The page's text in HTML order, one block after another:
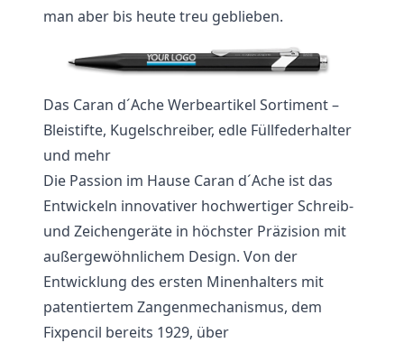
man aber bis heute treu geblieben.
Das Caran d´Ache Werbeartikel Sortiment –
Bleistifte, Kugelschreiber, edle Füllfederhalter
und mehr
Die Passion im Hause Caran d´Ache ist das
Entwickeln innovativer hochwertiger Schreib-
und Zeichengeräte in höchster Präzision mit
außergewöhnlichem Design. Von der
Entwicklung des ersten Minenhalters mit
patentiertem Zangenmechanismus, dem
Fixpencil bereits 1929, über